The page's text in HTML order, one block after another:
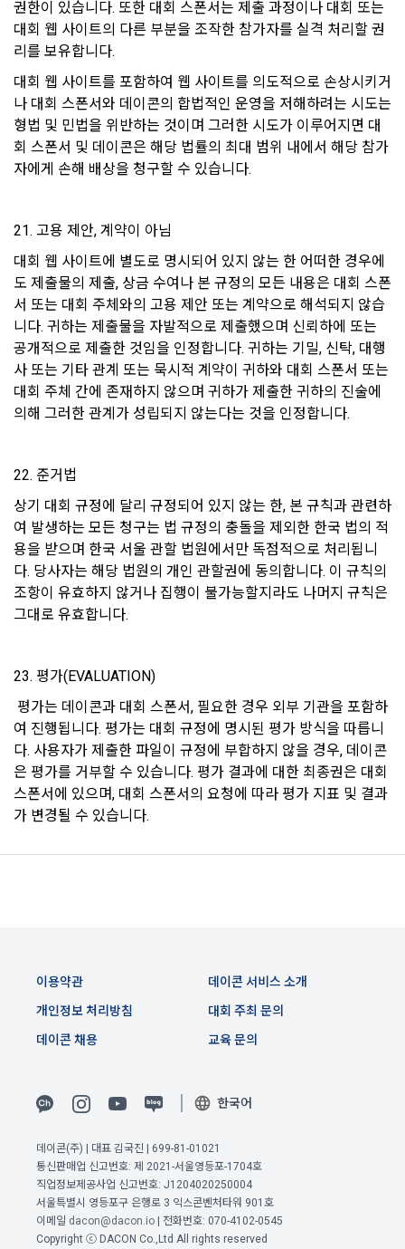
트”가 제공한 데이터가 저작권법 기타 법령에 위반한다는 사정
을 알 수 없고, 이에 “회사”의 귀책사유가 없는 경우에는 어떠한
법적 책임도 부담하지 않는다.
4. “회사” 내부에 고용관계가 인정되는 “근로자”는 “대회” 종료
후 우승자가 상금을 수령한 경우에만 대회 참가가 가능하다. 단,
대회 운영∙관리 차원에서의 대회 참가는 예외로 둔다.
5. “회사”는 “회원”이 본 약관을 위반한다고 판단될 경우, 대회 실
격 처리 또는 관련 대회 중단 등의 조치를 취할 수 있다.
제 25 조 (손해배상)
타 “회원”(개인회원, 기업회원 모두 포함)의 귀책사유로 "회원"의
손해가 발생한 경우 "회사"는 이에 대한 배상 책임이 없다.
제 26 조 (면책 조항)
1. “회사”는 천재지변 또는 기타 불가항력적인 사유로 인해 서비
스를 제공할 수 없는 경우에는 서비스 제공 중지에 대한 책임을
지지 않는다.
3. “회사”는 “회원”이 서비스를 이용하여 얻은 정보 등으로 인해
입은 손해 등에 대해서 책임을 지지 않는다.
4. “회사”는 “회원”이 게시판을 통해 게재한 정보, 자료, 사실의
신뢰성, 정확성 등 내용에 관해서 책임을 지지 않는다.
5. “회사”는 “회원”이 약관 및 법률을 위반하여 얻게 되는 피해에
대해 책임을 지지 않는다.
‘전자상거래 등에서의 소비자보호에 관한 법률’ 제36조(전속관
할) 조항에 따라, “회사”와 “회원” 간에 발생한 전자거래 분쟁에
관한 소송은 제소 당시의 “회원”의 주소에 의하고, 주소가 없는
경우에는 거소를 관할하는 지방법원을 전속 관할로 한다. 다만,
제소 당시 “회원”의 주소 또는 거소가 분명하지 아니하거나, 외
국 거주자의 경우에는 민사소송법에서 정한 관할법원으로 한다.
제 29 조 (약관 외 준칙)
본 약관에 명시되지 않은 준칙에 대해서는 정보통신망이용촉진
부칙
시행일자: 2023년 11월 7일
이전 이용약관 보러가기 >
확인
14. 개정 전 고지 의무
아래 사항에 관한 개인정보처리방침의 변경이 있을 경우 개정
최소 7일 전에 ‘공지사항’을 통해 사전 공지를 할 것입니다.
1) 개인정보를 제공받는 자
2) 개인정보를 제공받는 자의 개인정보 이용 목적
4) 개인정보를 제공받는 자의 개인정보 보유 및 이용 기간
5) 동의를 거부할 권리가 있다는 사실 및 동의 거부에 따른 불이
익이 있는 경우에는 그 불이익의 내용
다만, 수집하는 개인정보의 항목, 이용목적의 변경 등과 같이 이
용자 권리의 중대한 변경이 발생할 때에는 최소 30일 전에 공지
하며, 필요 시 이용자 동의를 다시 받을 수도 있습니다.
확인
확인
권한이 있습니다. 또한 대회 스폰서는 제출 과정이나 대회 또는
대회 웹 사이트의 다른 부분을 조작한 참가자를 실격 처리할 권
리를 보유합니다.
대회 웹 사이트를 포함하여 웹 사이트를 의도적으로 손상시키거
나 대회 스폰서와 데이콘의 합법적인 운영을 저해하려는 시도는
형법 및 민법을 위반하는 것이며 그러한 시도가 이루어지면 대
회 스폰서 및 데이콘은 해당 법률의 최대 범위 내에서 해당 참가
자에게 손해 배상을 청구할 수 있습니다.
21. 고용 제안, 계약이 아님
대회 웹 사이트에 별도로 명시되어 있지 않는 한 어떠한 경우에
도 제출물의 제출, 상금 수여나 본 규정의 모든 내용은 대회 스폰
서 또는 대회 주체와의 고용 제안 또는 계약으로 해석되지 않습
니다. 귀하는 제출물을 자발적으로 제출했으며 신뢰하에 또는
공개적으로 제출한 것임을 인정합니다. 귀하는 기밀, 신탁, 대행
사 또는 기타 관계 또는 묵시적 계약이 귀하와 대회 스폰서 또는
대회 주체 간에 존재하지 않으며 귀하가 제출한 귀하의 진술에
의해 그러한 관계가 성립되지 않는다는 것을 인정합니다.
22. 준거법
상기 대회 규정에 달리 규정되어 있지 않는 한, 본 규칙과 관련하
여 발생하는 모든 청구는 법 규정의 충돌을 제외한 한국 법의 적
용을 받으며 한국 서울 관할 법원에서만 독점적으로 처리됩니
다. 당사자는 해당 법원의 개인 관할권에 동의합니다. 이 규칙의
조항이 유효하지 않거나 집행이 불가능할지라도 나머지 규칙은
그대로 유효합니다.
23. 평가(EVALUATION)
평가는 데이콘과 대회 스폰서, 필요한 경우 외부 기관을 포함하
여 진행됩니다. 평가는 대회 규정에 명시된 평가 방식을 따릅니
다. 사용자가 제출한 파일이 규정에 부합하지 않을 경우, 데이콘
은 평가를 거부할 수 있습니다. 평가 결과에 대한 최종권은 대회
스폰서에 있으며, 대회 스폰서의 요청에 따라 평가 지표 및 결과
가 변경될 수 있습니다.
이용약관
개인정보 처리방침
대회 주최 문의
교육 문의
데이콘 서비스 소개
데이콘 채용
한국어
데이콘(주) | 대표 김국진 | 699-81-01021
통신판매업 신고번호: 제 2021-서울영등포-1704호
직업정보제공사업 신고번호: J1204020250004
서울특별시 영등포구 은행로 3 익스콘벤처타워 901호
이메일 dacon@dacon.io | 전화번호: 070-4102-0545
Copyright ⓒ DACON Co.,Ltd All rights reserved